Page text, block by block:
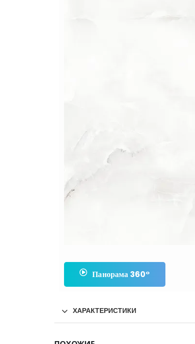
Панорама 360°
ХАРАКТЕРИСТИКИ